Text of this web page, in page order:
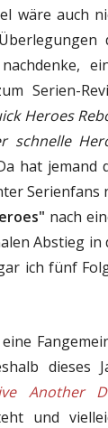
wäre auch
Serien-
Heroes
schnelle
hat jemand
Serienfans
nach
Abstieg in
ich fünf
dieses
Another
und